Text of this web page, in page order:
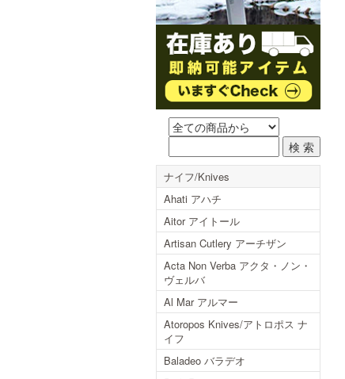
ナイフ/Knives
Ahati アハチ
Aitor アイトール
Artisan Cutlery アーチザン
Acta Non Verba アクタ・ノン・
ヴェルバ
Al Mar アルマー
Atoropos Knives/アトロポス ナ
イフ
Baladeo バラデオ